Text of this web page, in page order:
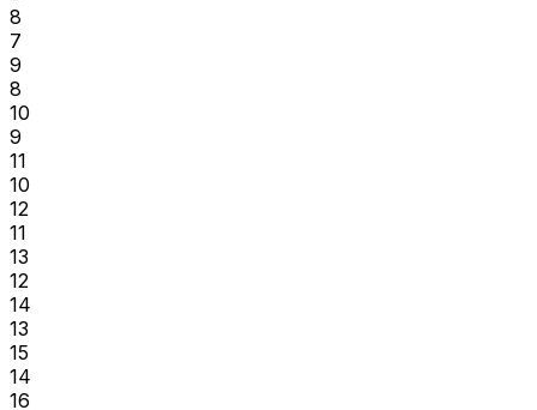
8
7
9
8
10
9
11
10
12
11
13
12
14
13
15
14
16